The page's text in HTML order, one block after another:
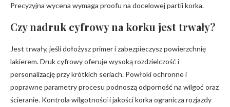
Precyzyjna wycena wymaga proofu na docelowej partii korka.
Czy nadruk cyfrowy na korku jest trwały?
Jest trwały, jeśli dołożysz primer i zabezpieczysz powierzchnię
lakierem. Druk cyfrowy oferuje wysoką rozdzielczość i
personalizację przy krótkich seriach. Powłoki ochronne i
poprawne parametry procesu podnoszą odporność na wilgoć oraz
ścieranie. Kontrola wilgotności i jakości korka ogranicza rozjazdy